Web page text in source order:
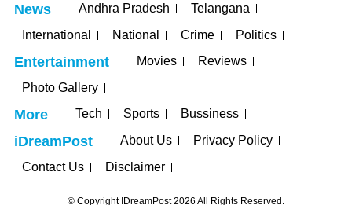
News Andhra Pradesh
Telangana
International
National Crime Politics
Entertainment Movies
Reviews
Photo Gallery
More Tech Sports Bussiness
iDreamPost About Us
Privacy Policy
Contact Us
Disclaimer
© Copyright IDreamPost 2026 All Rights Reserved.